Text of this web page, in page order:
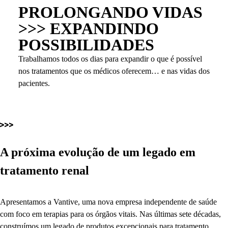
PROLONGANDO VIDAS
>>> EXPANDINDO
POSSIBILIDADES
Trabalhamos todos os dias para expandir o que é possível
nos tratamentos que os médicos oferecem… e nas vidas dos
pacientes.
A próxima evolução de um legado em
tratamento renal
Apresentamos a Vantive, uma nova empresa independente de saúde
com foco em terapias para os órgãos vitais. Nas últimas sete décadas,
construímos um legado de produtos excepcionais para tratamento